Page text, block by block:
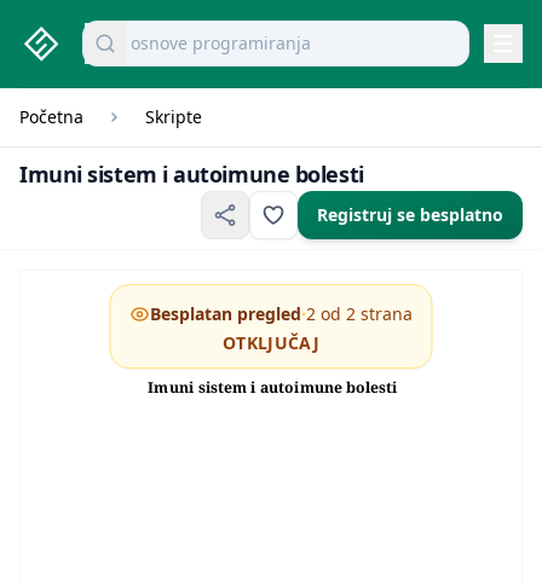
studenti.rs home page
Pretraži dokumente
osnove programiranja
Početna Skripte
Imuni sistem i autoimune bolesti
Registruj se besplatno
SEMINARSKI RAD
Imuni sistem i autoimune bolesti
Besplatan pregled·2 od 2 strana
OTKLJUČAJ